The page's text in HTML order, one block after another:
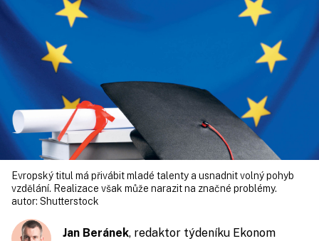
Evropský titul má přivábit mladé talenty a usnadnit volný pohyb
vzdělání. Realizace však může narazit na značné problémy.
autor: Shutterstock
Jan Beránek, redaktor týdeníku Ekonom